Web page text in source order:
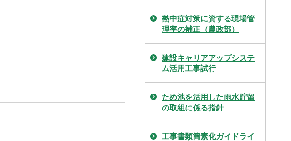
熱中症対策に資する現場管
理率の補正（農政部）
建設キャリアアップシステ
ム活用工事試行
ため池を活用した雨水貯留
の取組に係る指針
工事書類簡素化ガイドライ